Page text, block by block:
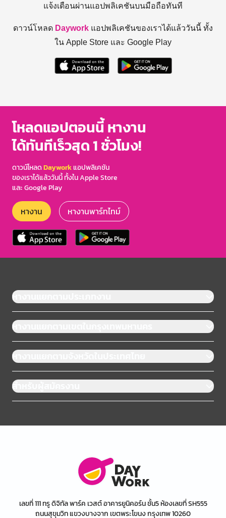
แจ้งเตือนผ่านแอปพลิเคชันบนมือถือทันที
ดาวน์โหลด Daywork แอปพลิเคชันของเราได้แล้ววันนี้ ทั้ง
ใน Apple Store และ Google Play
โหลดแอปตอนนี้ หางาน
ได้ทันทีเร็วสุด 1 ชั่วโมง!
ดาวน์โหลดDayworkแอปพลิเคชัน
ของเราได้แล้ววันนี้ ทั้งใน Apple Store
และ Google Play
หางาน หางานพาร์ทไทม์
หางานแยกตามประเภทงาน
หางานแยกตามเขตในกรุงเทพมหานคร
หางานแยกตามจังหวัดในประเทศไทย
สำหรับผู้สมัครงาน
เลขที่ 111 ทรู ดิจิทัล พาร์ค เวสต์ อาคารยูนิคอร์น ชั้น5 ห้องเลขที่ SH555
ถนนสุขุมวิท แขวงบางจาก เขตพระโขนง กรุงเทพ 10260